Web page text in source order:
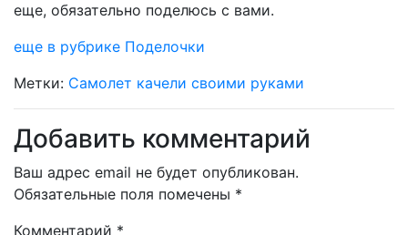
еще, обязательно поделюсь с вами.
еще в рубрике Поделочки
Метки: Самолет качели своими руками
Добавить комментарий
Ваш адрес email не будет опубликован.
Обязательные поля помечены *
Комментарий *